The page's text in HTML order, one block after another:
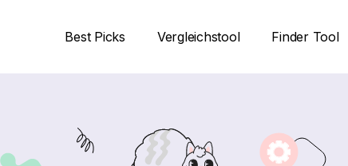
Best Picks Vergleichstool Finder Tool